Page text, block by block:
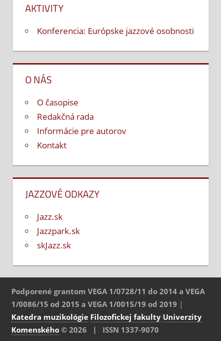
AKTIVITY
Konferencia: Európske jazzové osobnosti
O NÁS
O časopise
Redakčná rada
Informácie pre autorov
Kontakt
JAZZOVÉ ODKAZY
Jazz.sk
Jazzpark.sk
skJazz.sk
Podporené grantom VEGA 1/0728/11 do 2014 a VEGA
1/0086/15 od 2015 a VEGA 1/0015/19 od 2019 |
Katedra muzikológie Filozofickej fakulty Univerzity
Komenského© 2026 | ISSN 1337-9070